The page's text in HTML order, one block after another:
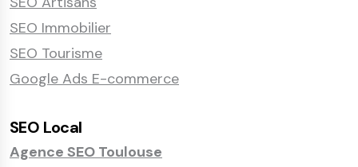
SEO Immobilier
SEO Tourisme
Google Ads E-commerce
SEO Local
Agence SEO Toulouse